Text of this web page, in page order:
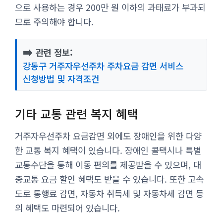
으로 사용하는 경우 200만 원 이하의 과태료가 부과되
므로 주의해야 합니다.
➡️ 관련 정보:
강동구 거주자우선주차 주차요금 감면 서비스
신청방법 및 자격조건
기타 교통 관련 복지 혜택
거주자우선주차 요금감면 외에도 장애인을 위한 다양
한 교통 복지 혜택이 있습니다. 장애인 콜택시나 특별
교통수단을 통해 이동 편의를 제공받을 수 있으며, 대
중교통 요금 할인 혜택도 받을 수 있습니다. 또한 고속
도로 통행료 감면, 자동차 취득세 및 자동차세 감면 등
의 혜택도 마련되어 있습니다.